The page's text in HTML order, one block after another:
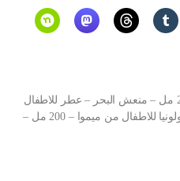
شراء كولونيا للاطفال من ميموا – 200 مل – منعش البحر – عطر للاطفال
اون لاين من امازون او نون وحراج كولونيا للاطفال من ميموا – 200 مل –